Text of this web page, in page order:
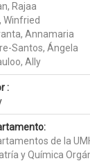
Rajaa
Winfried
Annamaria
Santos, Ángela
Ally
:
de la
y Química